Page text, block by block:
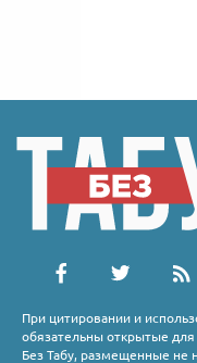
При цитировании и
обязательны открытые
Без Табу, размещенные не